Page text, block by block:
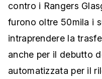
contro i Rangers
furono oltre 50mila i
intraprendere la
anche per il debutto
automatizzata per il